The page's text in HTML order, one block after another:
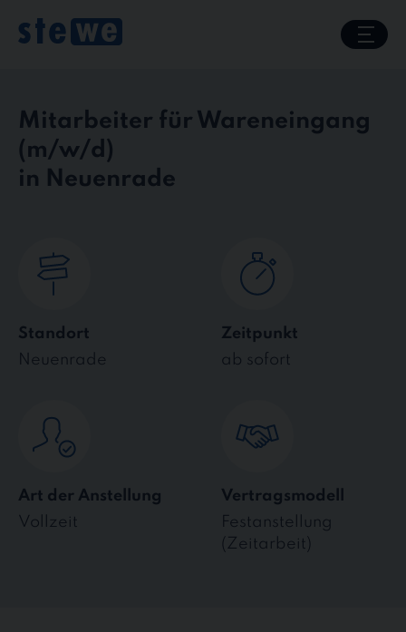
content
Mitarbeiter für Wareneingang
in Neuenrade
Standort
Neuenrade
Zeitpunkt
ab sofort
Art der Anstellung
Vollzeit
Vertragsmodell
Festanstellung
(Zeitarbeit)